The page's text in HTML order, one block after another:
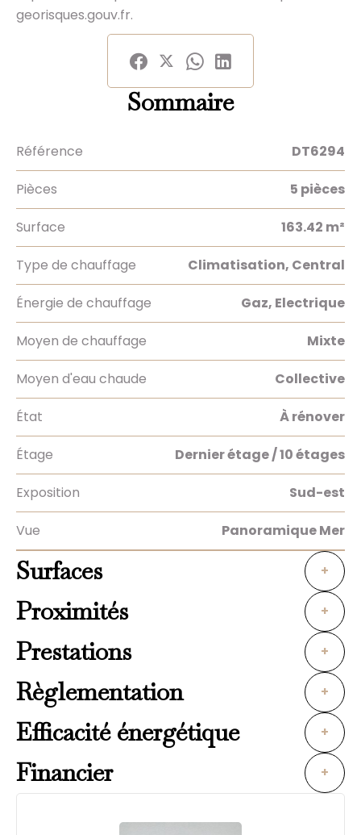
georisques.gouv.fr.
Sommaire
Référence DT6294
Pièces 5 pièces
Surface 163.42 m²
Type de chauffage Climatisation, Central
Énergie de chauffage Gaz, Electrique
Moyen de chauffage Mixte
Moyen d'eau chaude Collective
État À rénover
Étage Dernier étage / 10 étages
Exposition Sud-est
Vue Panoramique Mer
Surfaces +
Proximités +
Prestations +
Règlementation +
Efficacité énergétique +
Financier +